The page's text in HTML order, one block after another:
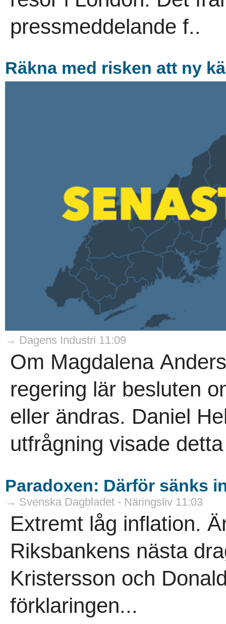
pressmeddelande f..
Räkna med risken att ny
→ Dagens Industri 11:09
Om Magdalena
regering lär besluten
eller ändras. Daniel
utfrågning visade
Paradoxen: Därför sänks
→ Svenska Dagbladet - Näringsliv 11:03
Extremt låg inflation.
Riksbankens nästa
Kristersson och
förklaringen...